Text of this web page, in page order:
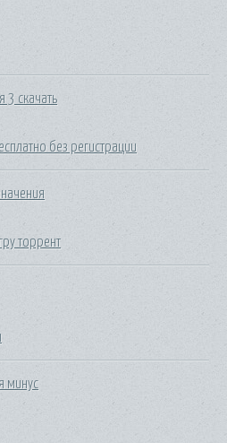
3 скачать
без регистрации
торрент
минус